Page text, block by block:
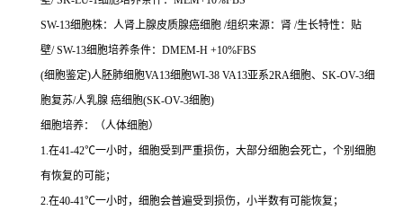
SW-13细胞株：人肾上腺皮质腺癌细胞 /组织来源：肾 /生长特性：贴
壁/ SW-13细胞培养条件：DMEM-H +10%FBS
(细胞鉴定)人胚肺细胞VA13细胞WI-38 VA13亚系2RA细胞、SK-OV-3细
胞复苏/人乳腺 癌细胞(SK-OV-3细胞)
细胞培养：（人体细胞）
1.在41-42℃一小时，细胞受到严重损伤，大部分细胞会死亡，个别细胞
有恢复的可能；
2.在40-41℃一小时，细胞会普遍受到损伤，小半数有可能恢复；